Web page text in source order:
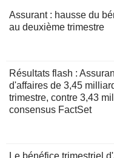
Assurant : hausse du
au deuxième trimestre
Résultats flash :
d'affaires de 3,45
trimestre, contre 3,43
consensus FactSet